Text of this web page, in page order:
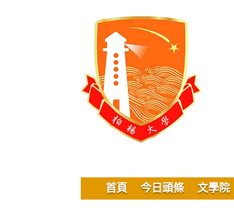
首頁 今日頭條 文學院